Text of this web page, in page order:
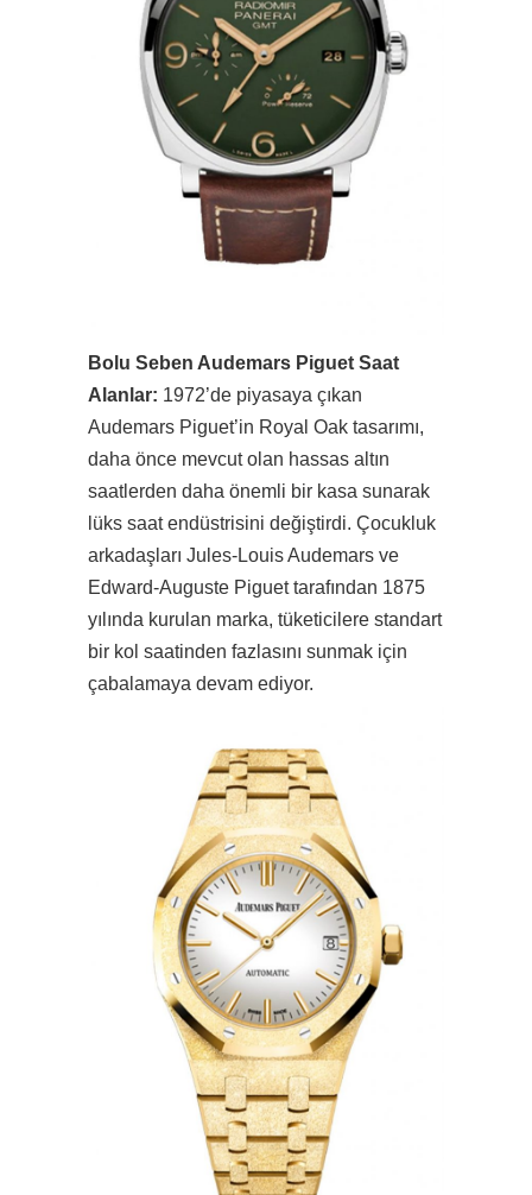
Bolu Seben Audemars Piguet Saat
Alanlar: 1972’de piyasaya çıkan
Audemars Piguet’in Royal Oak tasarımı,
daha önce mevcut olan hassas altın
saatlerden daha önemli bir kasa sunarak
lüks saat endüstrisini değiştirdi. Çocukluk
arkadaşları Jules-Louis Audemars ve
Edward-Auguste Piguet tarafından 1875
yılında kurulan marka, tüketicilere standart
bir kol saatinden fazlasını sunmak için
çabalamaya devam ediyor.